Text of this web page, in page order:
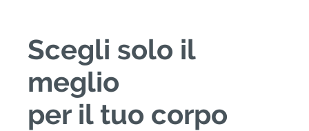
Scegli solo il
meglio
per il tuo corpo